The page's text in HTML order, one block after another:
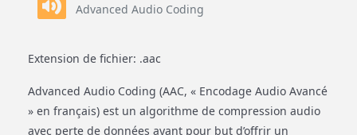
Advanced Audio Coding
Extension de fichier: .aac
Advanced Audio Coding (AAC, « Encodage Audio Avancé
» en français) est un algorithme de compression audio
avec perte de données ayant pour but d’offrir un